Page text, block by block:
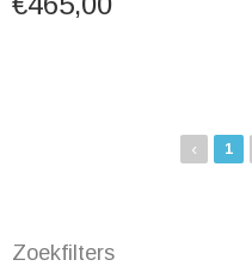
‹ 1
Zoekfilters